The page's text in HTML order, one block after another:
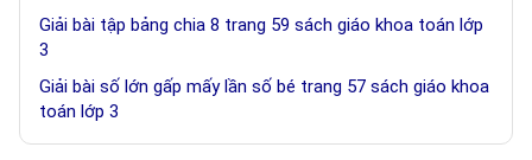
Giải bài tập bảng chia 8 trang 59 sách giáo khoa toán lớp
3
Giải bài số lớn gấp mấy lần số bé trang 57 sách giáo khoa
toán lớp 3